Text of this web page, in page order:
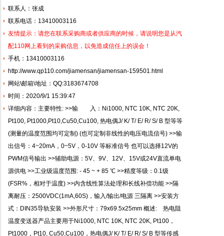
联系人：张成
联系电话：13410003116
友情提示：请您在联系采购商或者供应商的时候，请说明您是从汽
配110网上看到的采购信息，以免造成信任上的误会！
手机：13410003116
http://www.qp110.com/jiamensan/jiamensan-159501.html
网站\邮箱\地址：QQ:3183674708
时间：2020/9/1 15:39:47
详细内容：主要特性: >>输 入：Ni1000, NTC 10K, NTC 20K,
Pt100, Pt1000,Pt10,Cu50,Cu100, 热电偶J/ K/ T/ E/ R/ S/ B 型等等
(测量的温度范围均可定制) (也可定制非线性的电压电流信号) >>输
出信号：4~20mA，0~5V，0-10V 等标准信号 也可以选择12V的
PWM信号输出 >>辅助电源：5V、9V、12V、15V或24V直流单电
源供电 >>工业级温度范围: - 45 ~ + 85 ℃ >>精度等级：0.1级
(FSR%，相对于温度) >>内含线性算法处理和长线补偿功能 >>隔
离耐压：2500VDC(1mA,60S)，输入/输出/电源 三隔离 >>安装方
式：DIN35导轨安装 >>外形尺寸：79x69.5x25mm 概述: 热电阻
温度变送器产品主要用于Ni1000, NTC 10K, NTC 20K, Pt100，
Pt1000，Pt10, Cu50,Cu100，热电偶J/ K/ T/ E/ R/ S/ B 型等传感